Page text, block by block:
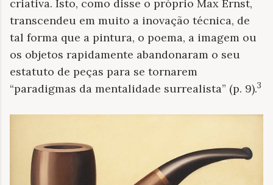
criativa. Isto, como disse o próprio Max Ernst,
transcendeu em muito a inovação técnica, de
tal forma que a pintura, o poema, a imagem ou
os objetos rapidamente abandonaram o seu
estatuto de peças para se tornarem
“paradigmas da mentalidade surrealista” (p. 9).3